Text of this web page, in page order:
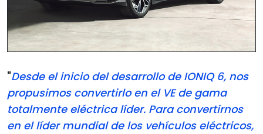
"Desde el inicio del desarrollo de IONIQ 6, nos
propusimos convertirlo en el VE de gama
totalmente eléctrica líder. Para convertirnos
en el líder mundial de los vehículos eléctricos,